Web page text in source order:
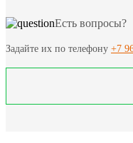
Есть вопросы?
Задайте их по телефону +7